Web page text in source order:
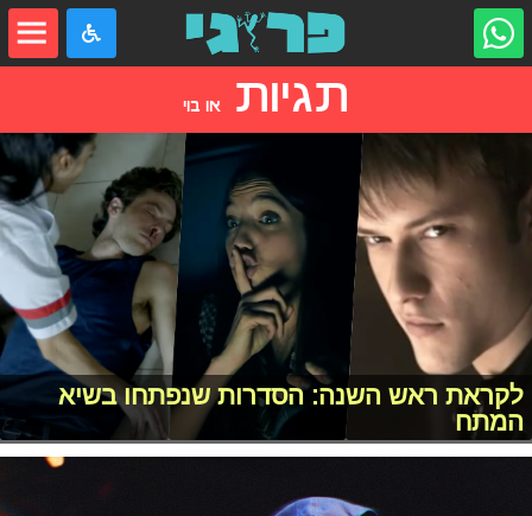
תגיות או בוי
לקראת ראש השנה: הסדרות שנפתחו בשיא
המתח